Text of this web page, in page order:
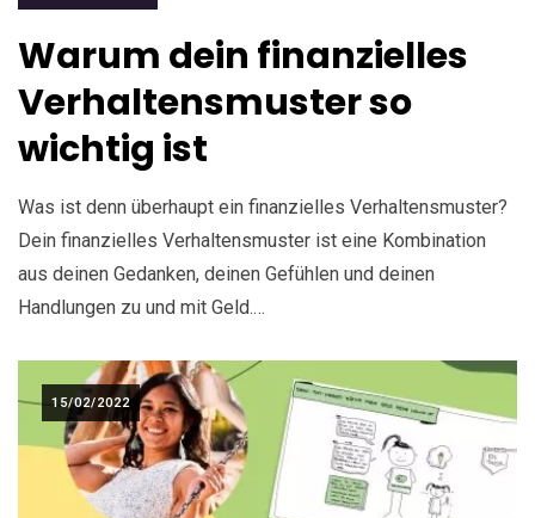
Warum dein finanzielles
Verhaltensmuster so
wichtig ist
Was ist denn überhaupt ein finanzielles Verhaltensmuster?
Dein finanzielles Verhaltensmuster ist eine Kombination
aus deinen Gedanken, deinen Gefühlen und deinen
Handlungen zu und mit Geld.…
15/02/2022